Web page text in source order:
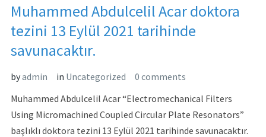
Muhammed Abdulcelil Acar doktora
tezini 13 Eylül 2021 tarihinde
savunacaktır.
byadmin in Uncategorized
0 comments
Muhammed Abdulcelil Acar “Electromechanical Filters
Using Micromachined Coupled Circular Plate Resonators”
başlıklı doktora tezini 13 Eylül 2021 tarihinde savunacaktır.